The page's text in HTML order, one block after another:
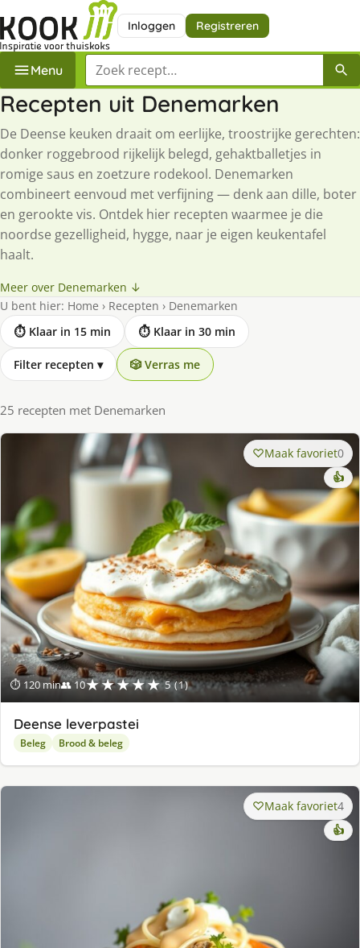
Inloggen Registreren
Menu Zoek een recept
Recepten uit Denemarken
De Deense keuken draait om eerlijke, troostrijke gerechten:
donker roggebrood rijkelijk belegd, gehaktballetjes in
romige saus en zoetzure rodekool. Denemarken
combineert eenvoud met verfijning — denk aan dille, boter
en gerookte vis. Ontdek hier recepten waarmee je die
noordse gezelligheid, hygge, naar je eigen keukentafel
haalt.
Meer over Denemarken ↓
U bent hier: Home › Recepten › Denemarken
⏱ Klaar in 15 min
⏱ Klaar in 30 min
Filter recepten ▾ 🎲 Verras me
25 recepten met Denemarken
⏱ 120 min👥 10★★★★★ 5 (1)
Maak favoriet0
👍
Deense leverpastei
Beleg Brood & beleg
Maak favoriet4
👍